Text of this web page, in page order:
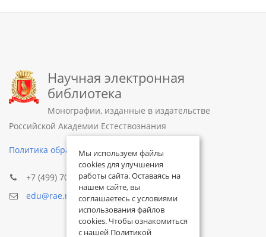
Научная электронная
библиотека
Монографии, изданные в издательстве
Российской Академии Естествознания
Политика обработки персональных данных
+7 (499) 705-72-30
edu@rae.ru
Мы используем файлы
cookies для улучшения
работы сайта. Оставаясь на
нашем сайте, вы
соглашаетесь с условиями
использования файлов
cookies. Чтобы ознакомиться
с нашей Политикой